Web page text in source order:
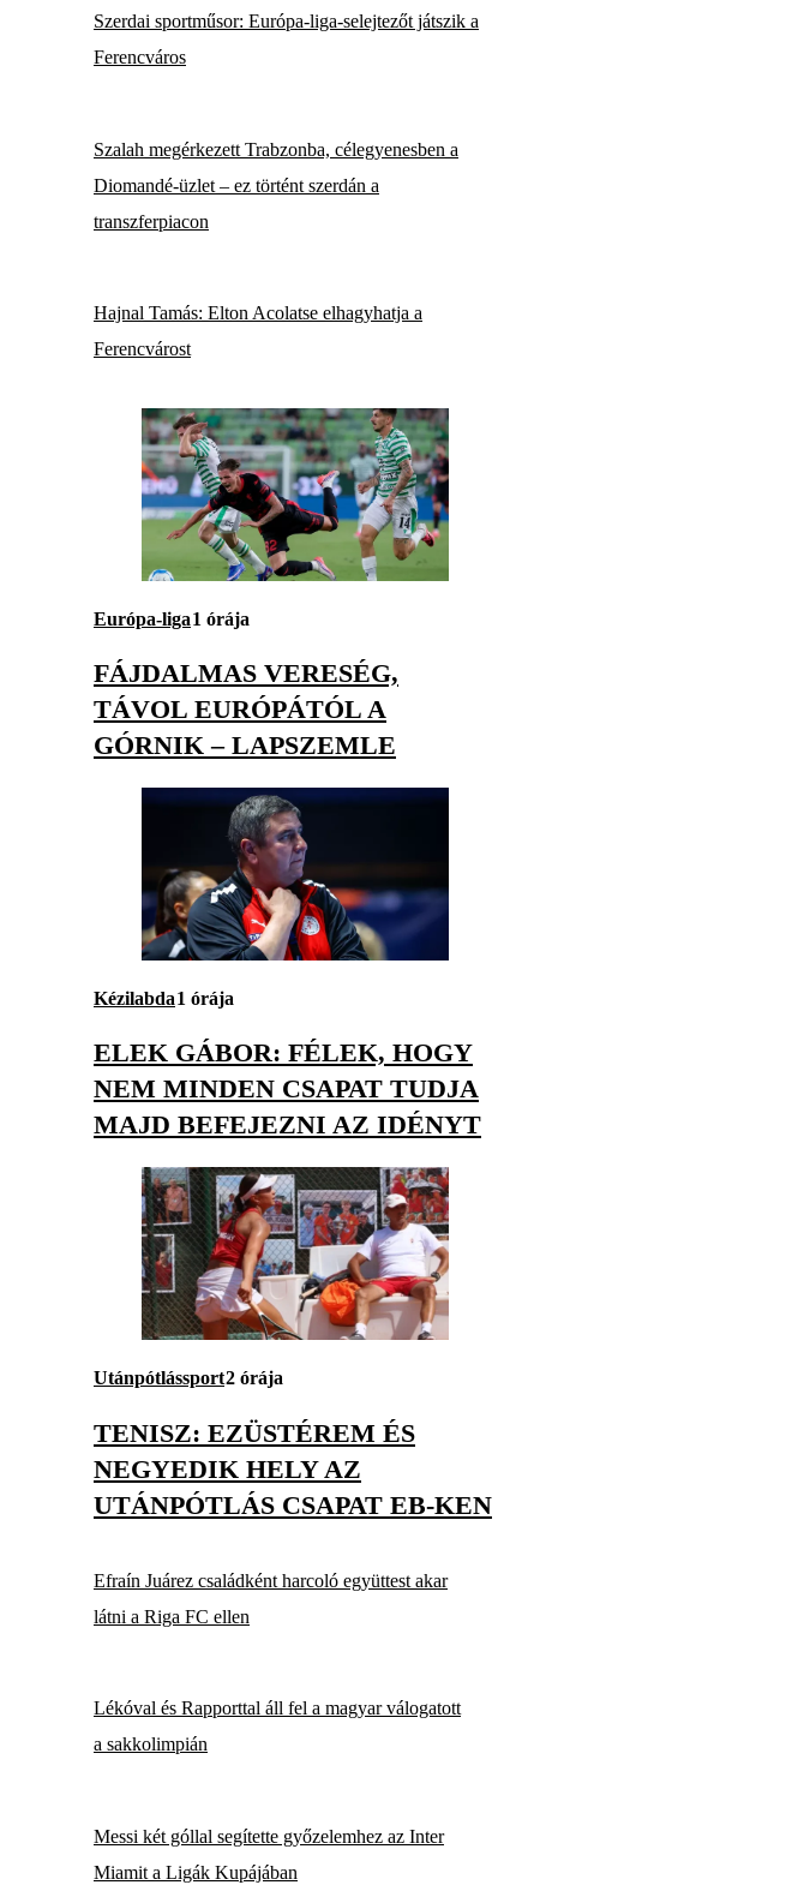
Szerdai sportműsor: Európa-liga-selejtezőt játszik a
Ferencváros
Szalah megérkezett Trabzonba, célegyenesben a
Diomandé-üzlet – ez történt szerdán a
transzferpiacon
Hajnal Tamás: Elton Acolatse elhagyhatja a
Ferencvárost
Európa-liga1 órája
FÁJDALMAS VERESÉG,
TÁVOL EURÓPÁTÓL A
GÓRNIK – LAPSZEMLE
Kézilabda1 órája
ELEK GÁBOR: FÉLEK, HOGY
NEM MINDEN CSAPAT TUDJA
MAJD BEFEJEZNI AZ IDÉNYT
Utánpótlássport2 órája
TENISZ: EZÜSTÉREM ÉS
NEGYEDIK HELY AZ
UTÁNPÓTLÁS CSAPAT EB-KEN
Efraín Juárez családként harcoló együttest akar
látni a Riga FC ellen
Lékóval és Rapporttal áll fel a magyar válogatott
a sakkolimpián
Messi két góllal segítette győzelemhez az Inter
Miamit a Ligák Kupájában